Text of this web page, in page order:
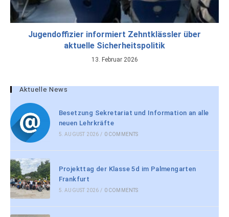
Jugendoffizier informiert Zehntklässler über
aktuelle Sicherheitspolitik
13. Februar 2026
Aktuelle News
Besetzung Sekretariat und Information an alle
neuen Lehrkräfte
5. AUGUST 2026 / 0 COMMENTS
Projekttag der Klasse 5d im Palmengarten
Frankfurt
5. AUGUST 2026 / 0 COMMENTS